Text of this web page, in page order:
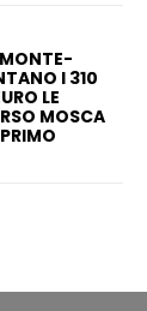
I 310
LE
MOSCA